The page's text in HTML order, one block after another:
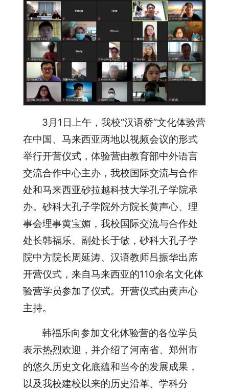
3月1日上午，我校“汉语桥”文化体验营
在中国、马来西亚两地以视频会议的形式
举行开营仪式，体验营由教育部中外语言
交流合作中心主办，我校国际交流与合作
处和马来西亚砂拉越科技大学孔子学院承
办。砂科大孔子学院外方院长黄声心、理
事会理事黄宝媚，我校国际交流与合作处
处长韩福乐、副处长于敏，砂科大孔子学
院中方院长周延涛、汉语教师吕振华出席
开营仪式，来自马来西亚的110余名文化体
验营学员参加了仪式。开营仪式由黄声心
主持。
韩福乐向参加文化体验营的各位学员
表示热烈欢迎，并介绍了河南省、郑州市
的悠久历史文化底蕴和当今的发展成果，
以及我校建校以来的历史沿革、学科分